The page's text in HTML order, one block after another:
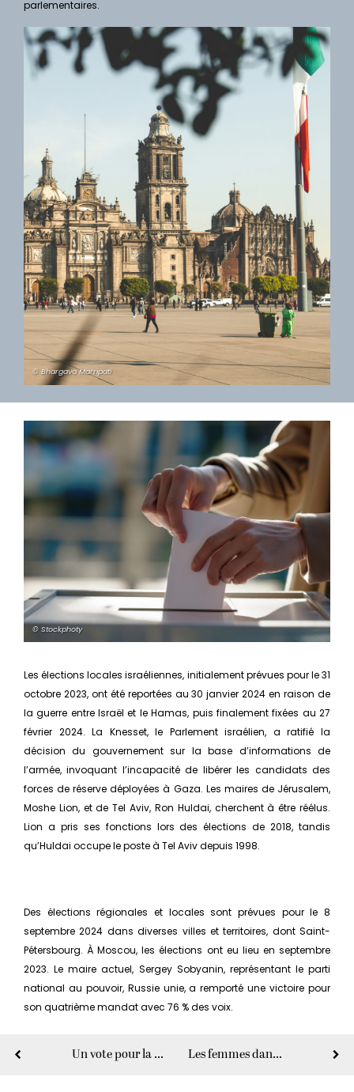
parlementaires.
© Bhargava Marripati
© Stockphoty
Les élections locales israéliennes, initialement prévues pour le 31
octobre 2023, ont été reportées au 30 janvier 2024 en raison de
la guerre entre Israël et le Hamas, puis finalement fixées au 27
février 2024. La Knesset, le Parlement israélien, a ratifié la
décision du gouvernement sur la base d’informations de
l’armée, invoquant l’incapacité de libérer les candidats des
forces de réserve déployées à Gaza. Les maires de Jérusalem,
Moshe Lion, et de Tel Aviv, Ron Huldai, cherchent à être réélus.
Lion a pris ses fonctions lors des élections de 2018, tandis
qu’Huldai occupe le poste à Tel Aviv depuis 1998.
Des élections régionales et locales sont prévues pour le 8
septembre 2024 dans diverses villes et territoires, dont Saint-
Pétersbourg. À Moscou, les élections ont eu lieu en septembre
2023. Le maire actuel, Sergey Sobyanin, représentant le parti
national au pouvoir, Russie unie, a remporté une victoire pour
son quatrième mandat avec 76 % des voix.
Un vote pour la démocratie Les femmes dans le leadership local et mondial